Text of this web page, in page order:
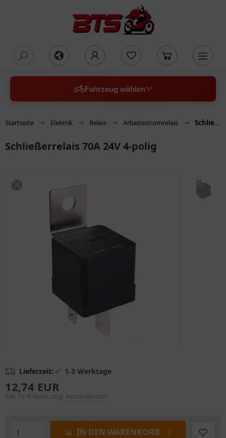
Fahrzeug wählen
Startseite Elektrik Relais Arbeitsstromrelais Schließerrelais 70A 24V 4-polig
Schließerrelais 70A 24V 4-polig
Lieferzeit: ✅ 1-3 Werktage
12,74 EUR
inkl. 19 % MwSt. zzgl. Versandkosten
IN DEN WARENKORB